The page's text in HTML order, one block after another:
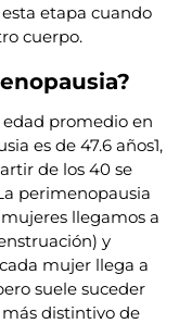
etapa cuando
cuerpo.
edad promedio en
es de 47.6 años1,
de los 40 se
perimenopausia
llegamos a
y
mujer llega a
suele suceder
distintivo de